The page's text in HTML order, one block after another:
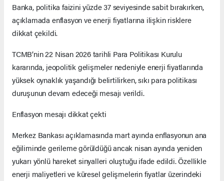
Banka, politika faizini yüzde 37 seviyesinde sabit bırakırken,
açıklamada enflasyon ve enerji fiyatlarına ilişkin risklere
dikkat çekildi.
TCMB’nin 22 Nisan 2026 tarihli Para Politikası Kurulu
kararında, jeopolitik gelişmeler nedeniyle enerji fiyatlarında
yüksek oynaklık yaşandığı belirtilirken, sıkı para politikası
duruşunun devam edeceği mesajı verildi.
Enflasyon mesajı dikkat çekti
Merkez Bankası açıklamasında mart ayında enflasyonun ana
eğiliminde gerileme görüldüğü ancak nisan ayında yeniden
yukarı yönlü hareket sinyalleri oluştuğu ifade edildi. Özellikle
enerji maliyetleri ve küresel gelişmelerin fiyatlar üzerindeki